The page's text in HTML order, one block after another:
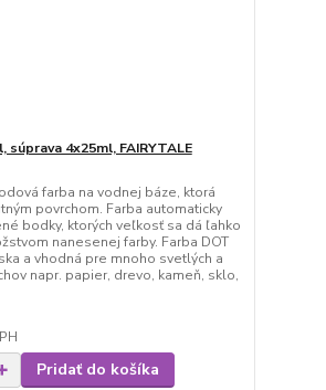
súprava 4x25ml, FAIRYTALE
farba na vodnej báze, ktorá
povrchom. Farba automaticky
bodky, ktorých veľkosť sa dá ľahko
nanesenej farby. Farba DOT
a vhodná pre mnoho svetlých a
napr. papier, drevo, kameň, sklo,
Pridať do košíka